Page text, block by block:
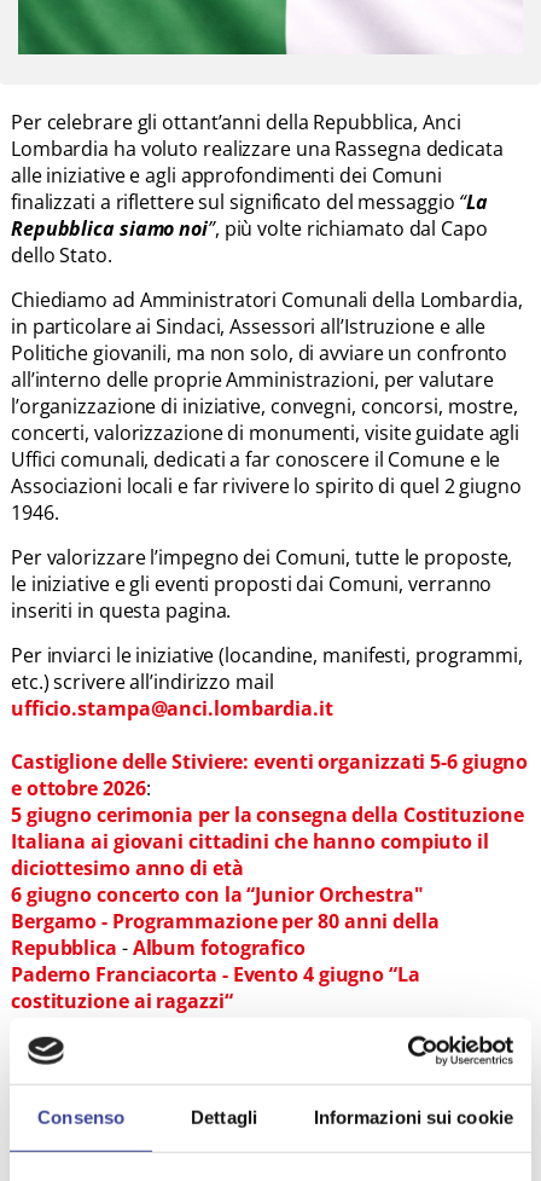
Consenso Dettagli Informazioni sui cookie
Per celebrare gli ottant’anni della Repubblica, Anci
Lombardia ha voluto realizzare una Rassegna dedicata
alle iniziative e agli approfondimenti dei Comuni
finalizzati a riflettere sul significato del messaggio “La
Repubblica siamo noi”, più volte richiamato dal Capo
dello Stato.
Chiediamo ad Amministratori Comunali della Lombardia,
in particolare ai Sindaci, Assessori all’Istruzione e alle
Politiche giovanili, ma non solo, di avviare un confronto
all’interno delle proprie Amministrazioni, per valutare
l’organizzazione di iniziative, convegni, concorsi, mostre,
concerti, valorizzazione di monumenti, visite guidate agli
Uffici comunali, dedicati a far conoscere il Comune e le
Associazioni locali e far rivivere lo spirito di quel 2 giugno
1946.
Per valorizzare l’impegno dei Comuni, tutte le proposte,
le iniziative e gli eventi proposti dai Comuni, verranno
inseriti in questa pagina.
Per inviarci le iniziative (locandine, manifesti, programmi,
etc.) scrivere all’indirizzo mail
ufficio.stampa@anci.lombardia.it
Castiglione delle Stiviere: eventi organizzati 5-6 giugno
e ottobre 2026:
5 giugno cerimonia per la consegna della Costituzione
Italiana ai giovani cittadini che hanno compiuto il
diciottesimo anno di età
6 giugno concerto con la “Junior Orchestra"
Bergamo - Programmazione per 80 anni della
Repubblica -Album fotografico
Paderno Franciacorta - Evento 4 giugno “La
costituzione ai ragazzi“
Gorgonzola - 80 anni della Repubblica e del voto alle
donne
San Giuliano Milanese - Evento per la celebrazione del
2 giugno
Misano di Gera d'Adda - Presentazione del libro "Le
bergamasche in politica"